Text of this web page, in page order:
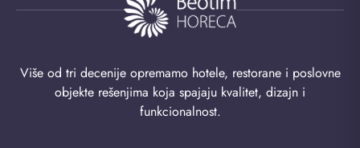
Više od tri decenije opremamo hotele, restorane i poslovne
objekte rešenjima koja spajaju kvalitet, dizajn i
funkcionalnost.